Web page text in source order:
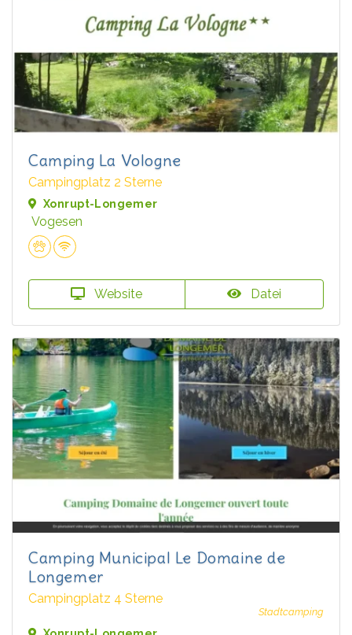
Camping La Vologne
Campingplatz 2 Sterne
Xonrupt-Longemer
Vogesen
Website Datei
Camping Municipal Le Domaine de
Longemer
Campingplatz 4 Sterne
Stadtcamping